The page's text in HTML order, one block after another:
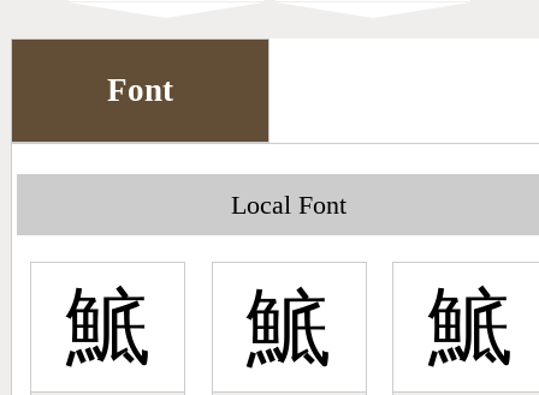
CNS Query
Pinyin Word Index
Font
Local Font
鯳 鯳 鯳